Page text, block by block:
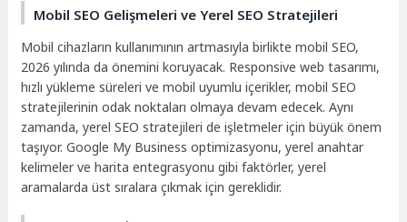
Mobil SEO Gelişmeleri ve Yerel SEO Stratejileri
Mobil cihazların kullanımının artmasıyla birlikte mobil SEO,
2026 yılında da önemini koruyacak. Responsive web tasarımı,
hızlı yükleme süreleri ve mobil uyumlu içerikler, mobil SEO
stratejilerinin odak noktaları olmaya devam edecek. Aynı
zamanda, yerel SEO stratejileri de işletmeler için büyük önem
taşıyor. Google My Business optimizasyonu, yerel anahtar
kelimeler ve harita entegrasyonu gibi faktörler, yerel
aramalarda üst sıralara çıkmak için gereklidir.